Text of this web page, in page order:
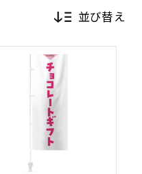
並び替え
新着順
価格が安い順
価格が高い順